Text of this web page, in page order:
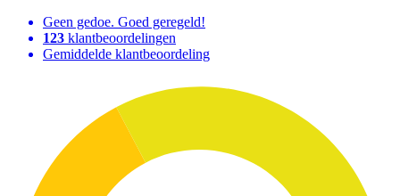
Geen gedoe. Goed geregeld!
123 klantbeoordelingen
Gemiddelde klantbeoordeling